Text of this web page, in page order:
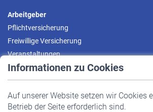
Informationen zu Cookies
Auf unserer Website setzen wir Cookies
Betrieb der Seite erforderlich sind.
Arbeitgeber
Pflichtversicherung
Freiwillige Versicherung
Veranstaltungen
Pflichtversicherung